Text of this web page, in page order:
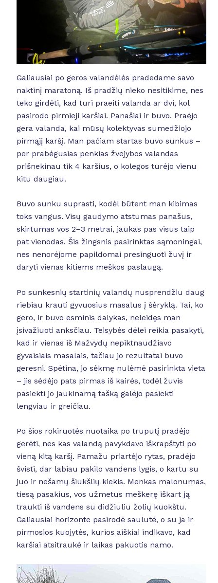
Galiausiai po geros valandėlės pradedame savo
naktinį maratoną. Iš pradžių nieko nesitikime, nes
teko girdėti, kad turi praeiti valanda ar dvi, kol
pasirodo pirmieji karšiai. Panašiai ir buvo. Praėjo
gera valanda, kai mūsų kolektyvas sumedžiojo
pirmąjį karšį. Man pačiam startas buvo sunkus –
per prabėgusias penkias žvejybos valandas
prišnekinau tik 4 karšius, o kolegos turėjo vienu
kitu daugiau.
Buvo sunku suprasti, kodėl būtent man kibimas
toks vangus. Visų gaudymo atstumas panašus,
skirtumas vos 2–3 metrai, jaukas pas visus taip
pat vienodas. Šis žingsnis pasirinktas sąmoningai,
nes nenorėjome papildomai presinguoti žuvį ir
daryti vienas kitiems meškos paslaugą.
Po sunkesnių startinių valandų nusprendžiu daug
riebiau krauti gyvuosius masalus į šėryklą. Tai, ko
gero, ir buvo esminis dalykas, neleidęs man
įsivažiuoti anksčiau. Teisybės dėlei reikia pasakyti,
kad ir vienas iš Mažvydų nepiktnaudžiavo
gyvaisiais masalais, tačiau jo rezultatai buvo
geresni. Spėtina, jo sėkmę nulėmė pasirinkta vieta
– jis sėdėjo pats pirmas iš kairės, todėl žuvis
pasiekti jo jaukinamą tašką galėjo pasiekti
lengviau ir greičiau.
Po šios rokiruotės nuotaika po truputį pradėjo
gerėti, nes kas valandą pavykdavo iškrapštyti po
vieną kitą karšį. Pamažu priartėjo rytas, pradėjo
švisti, dar labiau pakilo vandens lygis, o kartu su
juo ir nešamų šiukšlių kiekis. Menkas malonumas,
tiesą pasakius, vos užmetus meškerę iškart ją
traukti iš vandens su didžiuliu žolių kuokštu.
Galiausiai horizonte pasirodė saulutė, o su ja ir
pirmosios kuojytės, kurios aiškiai indikavo, kad
karšiai atsitraukė ir laikas pakuotis namo.